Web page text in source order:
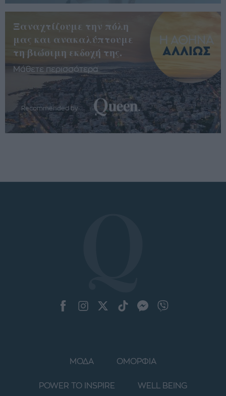
Ξαναχτίζουμε την πόλη
μας και ανακαλύπτουμε
τη βιώσιμη εκδοχή της.
Μάθετε περισσότερα
Recommended by
ΜΟΔΑ ΟΜΟΡΦΙΑ
POWER TO INSPIRE WELL BEING